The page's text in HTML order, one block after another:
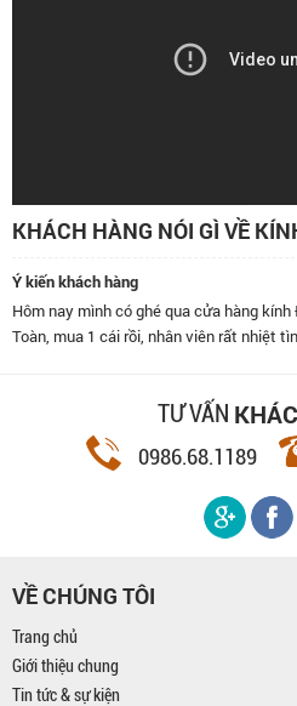
KHÁCH HÀNG NÓI GÌ VỀ
Ý kiến khách hàng
Hôm nay mình có ghé qua cửa hàng
Toàn, mua 1 cái rồi, nhân viên rất nhiệt
TƯ VẤN
0986.68.1189
VỀ CHÚNG TÔI
Trang chủ
Giới thiệu chung
Tin tức & sự kiện